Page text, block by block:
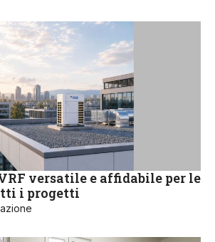
versatile e affidabile per le
i progetti